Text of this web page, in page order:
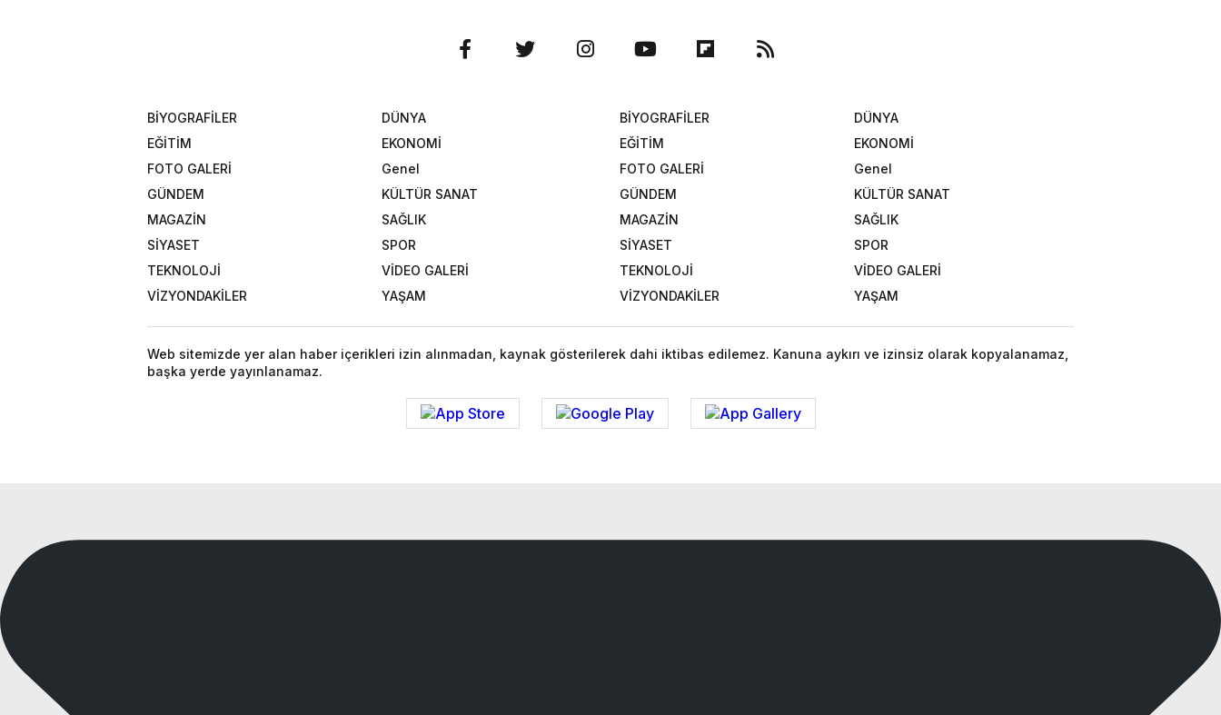
BİYOGRAFİLER
DÜNYA
EĞİTİM
EKONOMİ
FOTO GALERİ
Genel
GÜNDEM
KÜLTÜR SANAT
MAGAZİN
SAĞLIK
SİYASET
SPOR
TEKNOLOJİ
VİDEO GALERİ
VİZYONDAKİLER
YAŞAM
BİYOGRAFİLER
DÜNYA
EĞİTİM
EKONOMİ
FOTO GALERİ
Genel
GÜNDEM
KÜLTÜR SANAT
MAGAZİN
SAĞLIK
SİYASET
SPOR
TEKNOLOJİ
VİDEO GALERİ
VİZYONDAKİLER
YAŞAM
Web sitemizde yer alan haber içerikleri izin alınmadan, kaynak gösterilerek dahi iktibas edilemez. Kanuna aykırı ve izinsiz olarak kopyalanamaz,
başka yerde yayınlanamaz.